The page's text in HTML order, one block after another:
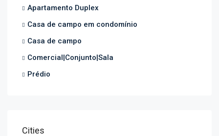
Apartamento Duplex
Casa de campo em condomínio
Casa de campo
Comercial|Conjunto|Sala
Prédio
Cities